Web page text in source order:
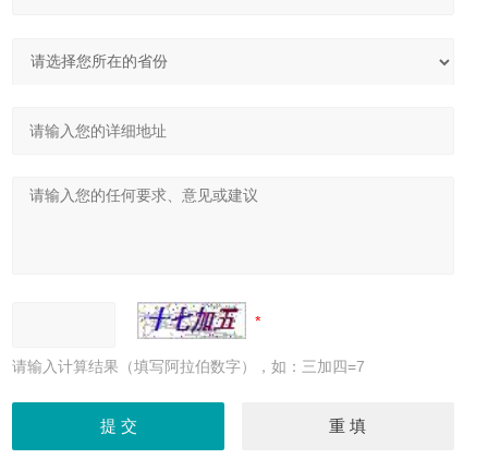
请输入计算结果（填写阿拉伯数字），如：三加四=7